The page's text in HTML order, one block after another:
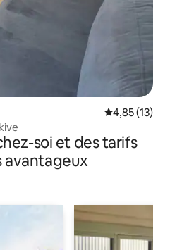
Évaluation
4,85 (13)
soi et des tarifs
avantageux